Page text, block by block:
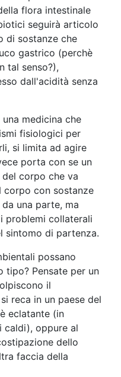
flora intestinale
seguirà articolo
di sostanze che
gastrico (perchè
tal senso?),
dall'acidità senza
medicina che
fisiologici per
si limita ad agire
porta con se un
corpo che va
con sostanze
una parte, ma
problemi collaterali
sintomo di partenza.
possano
tipo? Pensate per un
il
reca in un paese del
eclatante (in
caldi), oppure al
dello
faccia della